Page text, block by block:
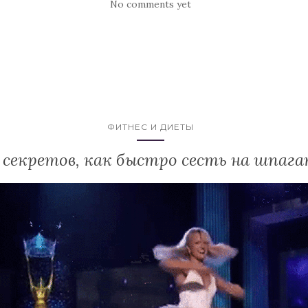
No comments yet
ФИТНЕС И ДИЕТЫ
секретов, как быстро сесть на